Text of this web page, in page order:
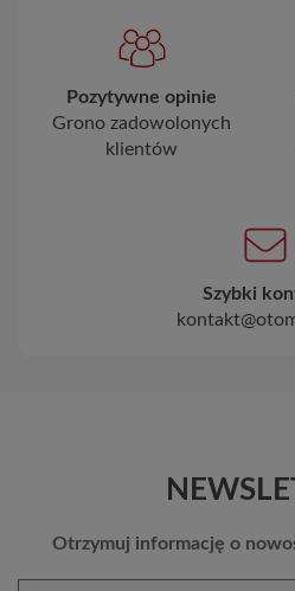
Pozytywne opinie
Grono zadowolonych
klientów
Szybki
Otrzymuj informację o